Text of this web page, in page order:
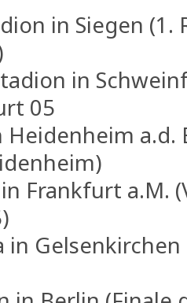
in Siegen (1.
in
05
a.d.
Frankfurt a.M.
in